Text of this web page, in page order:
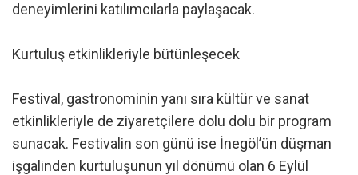
deneyimlerini katılımcılarla paylaşacak.
Kurtuluş etkinlikleriyle bütünleşecek
Festival, gastronominin yanı sıra kültür ve sanat
etkinlikleriyle de ziyaretçilere dolu dolu bir program
sunacak. Festivalin son günü ise İnegöl’ün düşman
işgalinden kurtuluşunun yıl dönümü olan 6 Eylül